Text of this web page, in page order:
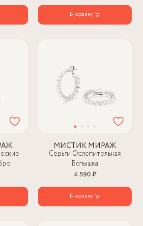
В корзину
МИСТИК МИРАЖ
Серьги Ослепительная
Вспышка
4 590 ₽
В корзину